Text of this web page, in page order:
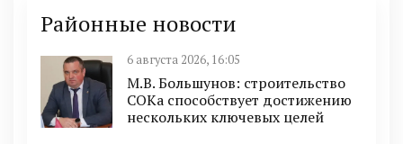
Районные новости
6 августа 2026, 16:05
М.В. Большунов: строительство
СОКа способствует достижению
нескольких ключевых целей